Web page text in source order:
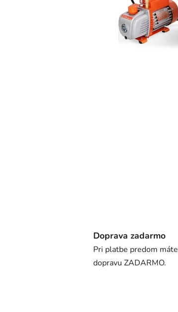
Doprava zadarmo
Pri platbe predom máte
dopravu ZADARMO.